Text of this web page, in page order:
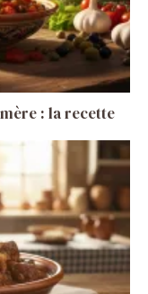
: la recette